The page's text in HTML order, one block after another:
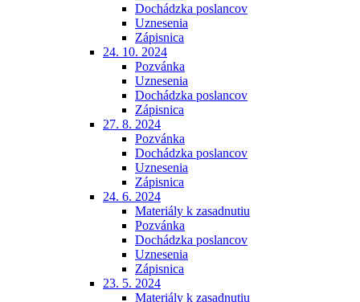
Dochádzka poslancov
Uznesenia
Zápisnica
24. 10. 2024
Pozvánka
Uznesenia
Dochádzka poslancov
Zápisnica
27. 8. 2024
Pozvánka
Dochádzka poslancov
Uznesenia
Zápisnica
24. 6. 2024
Materiály k zasadnutiu
Pozvánka
Dochádzka poslancov
Uznesenia
Zápisnica
23. 5. 2024
Materiály k zasadnutiu